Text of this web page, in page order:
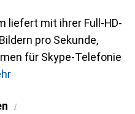
liefert mit ihrer Full-HD-
pro Sekunde,
für Skype-Telefonie
i